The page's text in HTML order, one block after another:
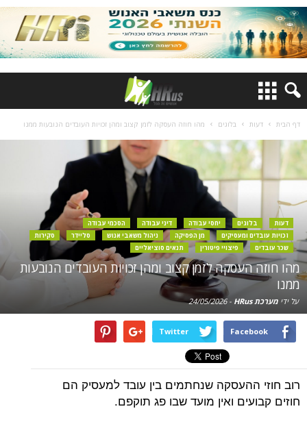
דף הבית דעות בלוגים מהו חוזה העסקה לזמן קצוב ומהן זכויות העובדים הנובעות ממנו
דעות בלוגים יחסי עבודה דיני עבודה
הסכמי עבודה
זכויות עובדים ומעסיקים
מן הפסיקה ניהול משאבי אנוש סליידר
סקירות
שכר עובדים
פיצויי פיטורין תנאים סוציאליים
מהו חוזה העסקה לזמן קצוב ומהן זכויות העובדים הנובעות
ממנו
על ידי מערכת HRus -
24/05/2026
Facebook
Twitter
רוב חוזי ההעסקה שנחתמים בין עובד למעסיק הם
חוזים קבועים ואין מועד שבו פג תוקפם.